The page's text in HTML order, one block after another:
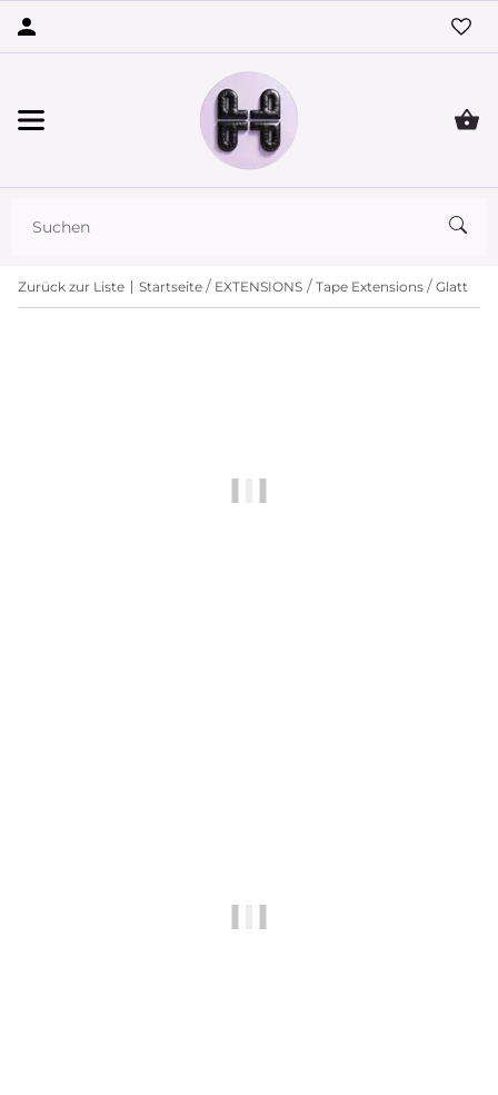
Zurück zur Liste Startseite EXTENSIONS Tape Extensions Glatt